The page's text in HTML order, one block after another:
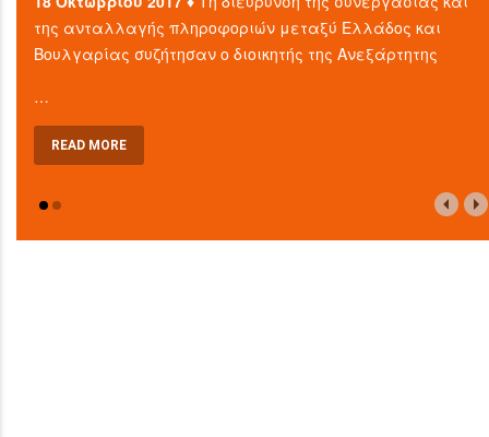
της ανταλλαγής πληροφοριών μεταξύ Ελλάδος και
Βουλγαρίας συζήτησαν ο διοικητής της Ανεξάρτητης
…
READ MORE